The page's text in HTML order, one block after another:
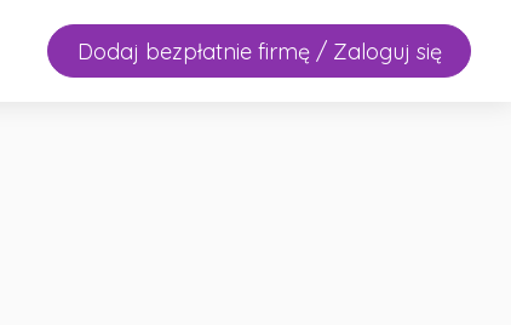
Dodaj bezpłatnie firmę / Zaloguj się